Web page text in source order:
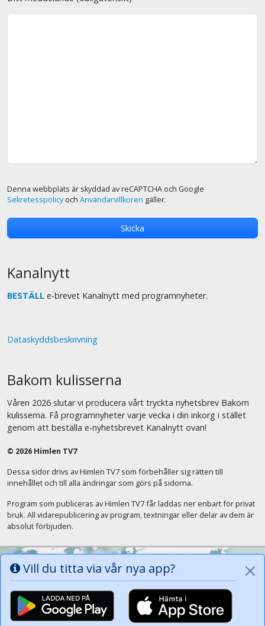
Denna webbplats är skyddad av reCAPTCHA och Google
Sekretesspolicyoch Användarvillkoren gäller.
Kanalnytt
BESTÄLL e-brevet Kanalnytt med programnyheter.
Dataskyddsbeskrivning
Bakom kulisserna
Våren 2026 slutar vi producera vårt tryckta nyhetsbrev Bakom
kulisserna. Få programnyheter varje vecka i din inkorg i stället
genom att beställa e-nyhetsbrevet Kanalnytt ovan!
Vill du titta via vår nya app?
© 2026 Himlen TV7
Dessa sidor drivs av Himlen TV7 som förbehåller sig rätten till
innehållet och till alla ändringar som görs på sidorna.
Program som publiceras av Himlen TV7 får laddas ner enbart för privat
bruk. All vidarepublicering av program, textningar eller delar av dem är
absolut förbjuden.
Alla tungor ska bekänna att Jesus Kristus
är Herren, Gud Fadern till ära. (Fil 2:11)